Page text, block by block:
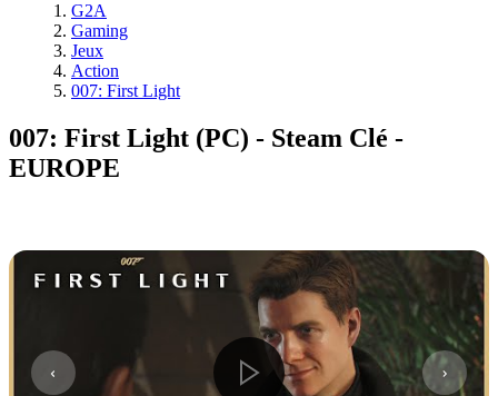
G2A
Gaming
Jeux
Action
007: First Light
007: First Light (PC) - Steam Clé -
EUROPE